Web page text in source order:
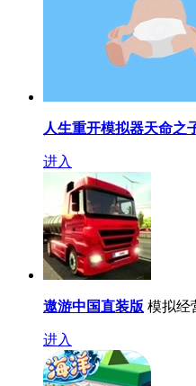
人生重开模拟器天命之
进入
遨游中国直装版 模拟经
进入